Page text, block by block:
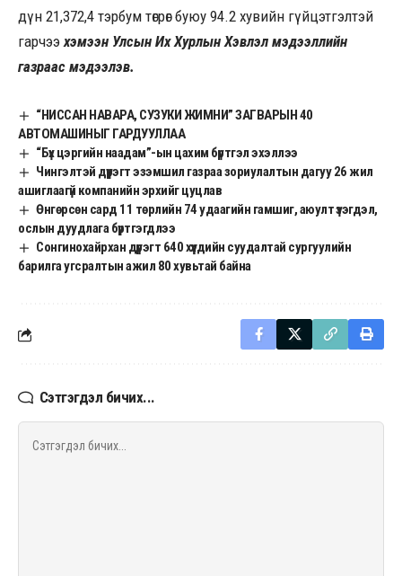
дүн 21,372,4 тэрбум төгрөг буюу 94.2 хувийн гүйцэтгэлтэй
гарчээ хэмээн Улсын Их Хурлын Хэвлэл мэдээллийн
газраас мэдээлэв.
“НИССАН НАВАРА, СУЗУКИ ЖИМНИ” ЗАГВАРЫН 40
АВТОМАШИНЫГ ГАРДУУЛЛАА
“Бүх цэргийн наадам”-ын цахим бүртгэл эхэллээ
Чингэлтэй дүүрэгт эзэмшил газраа зориулалтын дагуу 26 жил
ашиглаагүй компанийн эрхийг цуцлав
Өнгөрсөн сард 11 төрлийн 74 удаагийн гамшиг, аюулт үзэгдэл,
ослын дуудлага бүртгэгдлээ
Сонгинохайрхан дүүрэгт 640 хүүхдийн суудалтай сургуулийн
барилга угсралтын ажил 80 хувьтай байна
Сэтгэгдэл бичих...